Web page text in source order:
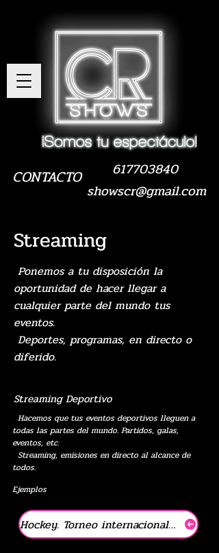
CONTACTO
617703840
showscr@gmail.com
Streaming
Ponemos a tu disposición la
oportunidad de hacer llegar a
cualquier parte del mundo tus
eventos.
Deportes, programas, en directo o
diferido.
Streaming Deportivo
Hacemos que tus eventos deportivos lleguen a
todas las partes del mundo. Partidos, galas,
eventos, etc.
Streaming, emisiones en directo al alcance de
todos.
Ejemplos
Hockey. Torneo internacional 2